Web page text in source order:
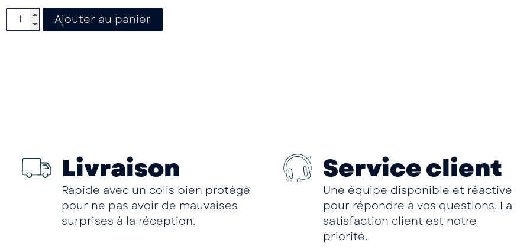
Ajouter au panier
Livraison
Rapide avec un colis bien protégé
pour ne pas avoir de mauvaises
surprises à la réception.
Service client
Une équipe disponible et réactive
pour répondre à vos questions. La
satisfaction client est notre
priorité.